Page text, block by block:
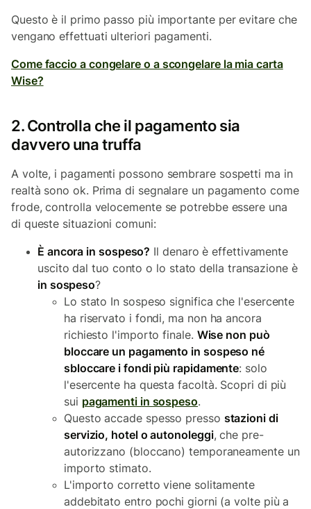
Questo è il primo passo più importante per evitare che
vengano effettuati ulteriori pagamenti.
Come faccio a congelare o a scongelare la mia carta
Wise?
2. Controlla che il pagamento sia
davvero una truffa
A volte, i pagamenti possono sembrare sospetti ma in
realtà sono ok. Prima di segnalare un pagamento come
frode, controlla velocemente se potrebbe essere una
di queste situazioni comuni:
È ancora in sospeso? Il denaro è effettivamente
uscito dal tuo conto o lo stato della transazione è
in sospeso?
Lo stato In sospeso significa che l'esercente
ha riservato i fondi, ma non ha ancora
richiesto l'importo finale. Wise non può
bloccare un pagamento in sospeso né
sbloccare i fondi più rapidamente: solo
l'esercente ha questa facoltà. Scopri di più
sui pagamenti in sospeso.
Questo accade spesso presso stazioni di
servizio, hotel o autonoleggi, che pre-
autorizzano (bloccano) temporaneamente un
importo stimato.
L'importo corretto viene solitamente
addebitato entro pochi giorni (a volte più a